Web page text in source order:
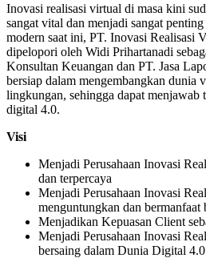
Inovasi realisasi virtual di masa kini
sangat vital dan menjadi sangat
modern saat ini, PT. Inovasi Realisasi
dipelopori oleh Widi Prihartanadi
Konsultan Keuangan dan PT. Jasa
bersiap dalam mengembangkan dunia
lingkungan, sehingga dapat menjawab
digital 4.0.
Visi
Menjadi Perusahaan Inovasi
dan terpercaya
Menjadi Perusahaan Inovasi
menguntungkan dan bermanfaat
Menjadikan Kepuasan Client
Menjadi Perusahaan Inovasi
bersaing dalam Dunia Digital